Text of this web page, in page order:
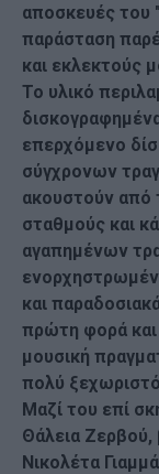
αποσκευές του
παράσταση
και εκλεκτούς
Το υλικό
επερχόμενο
σύγχρονων
ακουστούν από
σταθμούς και
αγαπημένων
και
πρώτη φορά και
μουσική
πολύ ξεχωριστό
Μαζί του επί
Θάλεια Ζερβού,
Νικολέτα